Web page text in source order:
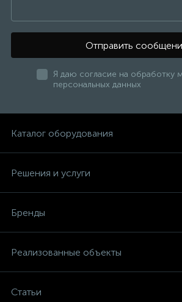
Отправить
Я даю согласие на обработку
персональных данных
Каталог оборудования
Решения и услуги
Бренды
Реализованные объекты
Статьи